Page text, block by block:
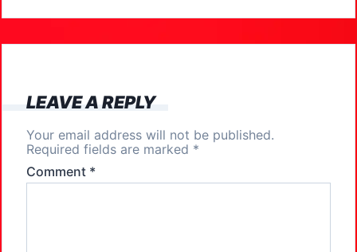
b
o
k
d
o
LEAVE A REPLY
Your email address will not be published.
Required fields are marked *
Comment *